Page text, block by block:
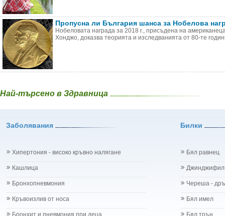
Пропусна ли България шанса за Нобелова
Нобеловата награда за 2018 г., присъдена на
Хонджо, доказва теорията и изследванията от 80-те
Най-търсено в Здравница
Заболявания Билки
Хипертония - високо кръвно налягане
Кашлица
Бронхопневмония
Кръвоизлив от носа
Бронхит и пневмония при деца
Бял равнец
Джинджифил
Череша -
Бял имел
Бял трън